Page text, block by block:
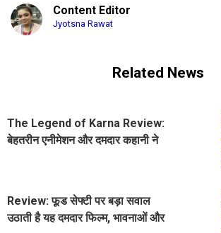
Content Editor
Jyotsna Rawat
Related News
The Legend of Karna Review:
बेहतरीन एनीमेशन और दमदार कहानी ने
Review: फूड सेफ्टी पर बड़ा सवाल
उठाती है यह दमदार फिल्म, भावनाओं और